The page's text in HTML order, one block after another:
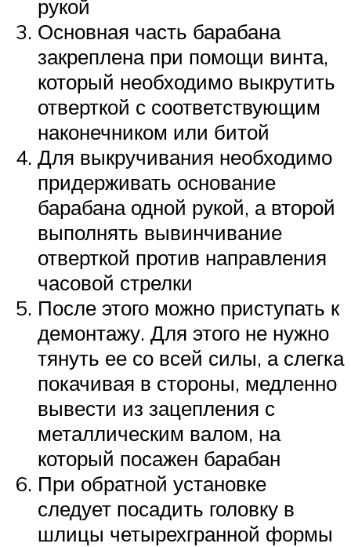
рукой
Основная часть барабана
закреплена при помощи винта,
который необходимо выкрутить
отверткой с соответствующим
наконечником или битой
Для выкручивания необходимо
придерживать основание
барабана одной рукой, а второй
выполнять вывинчивание
отверткой против направления
часовой стрелки
После этого можно приступать к
демонтажу. Для этого не нужно
тянуть ее со всей силы, а слегка
покачивая в стороны, медленно
вывести из зацепления с
металлическим валом, на
который посажен барабан
При обратной установке
следует посадить головку в
шлицы четырехгранной формы